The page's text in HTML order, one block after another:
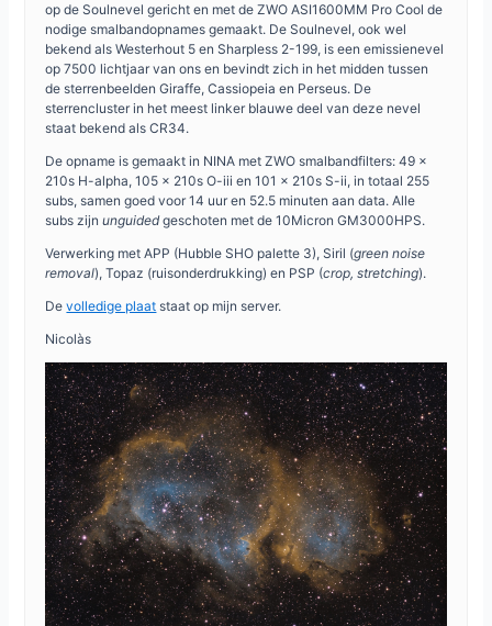
op de Soulnevel gericht en met de ZWO ASI1600MM Pro Cool de
nodige smalbandopnames gemaakt. De Soulnevel, ook wel
bekend als Westerhout 5 en Sharpless 2-199, is een emissienevel
op 7500 lichtjaar van ons en bevindt zich in het midden tussen
de sterrenbeelden Giraffe, Cassiopeia en Perseus. De
sterrencluster in het meest linker blauwe deel van deze nevel
staat bekend als CR34.
De opname is gemaakt in NINA met ZWO smalbandfilters: 49 x
210s H-alpha, 105 x 210s O-iii en 101 x 210s S-ii, in totaal 255
subs, samen goed voor 14 uur en 52.5 minuten aan data. Alle
subs zijnunguidedgeschoten met de 10Micron GM3000HPS.
Verwerking met APP (Hubble SHO palette 3), Siril (green noise
removal), Topaz (ruisonderdrukking) en PSP (crop, stretching).
Devolledige plaat staat op mijn server.
Nicolàs